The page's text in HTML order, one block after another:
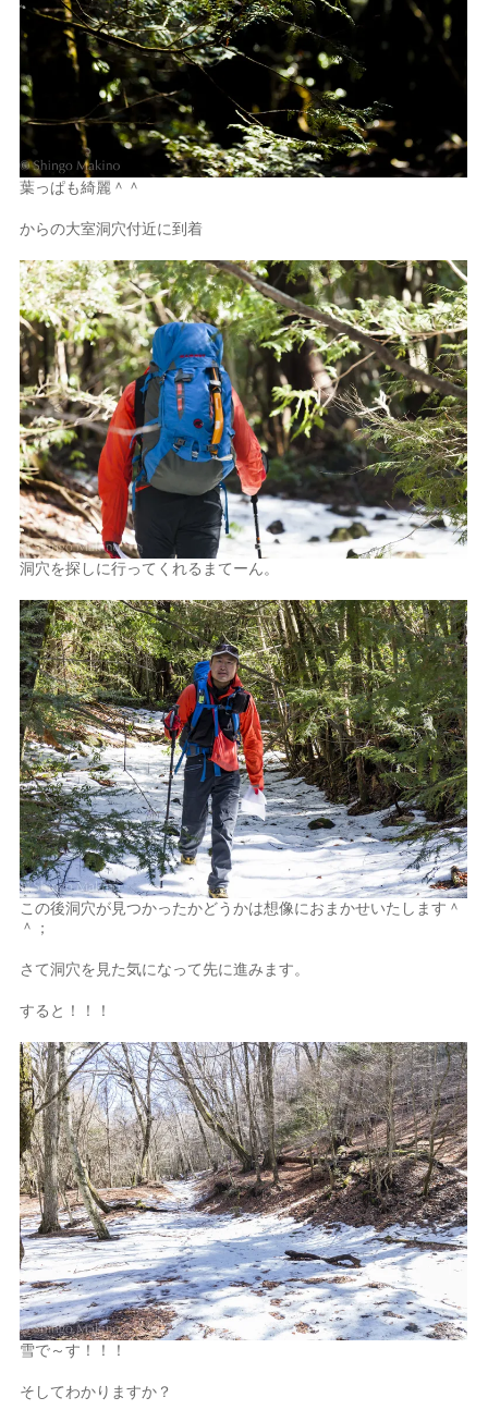
葉っぱも綺麗＾＾
からの大室洞穴付近に到着
洞穴を探しに行ってくれるまてーん。
この後洞穴が見つかったかどうかは想像におまかせいたします＾
＾；
さて洞穴を見た気になって先に進みます。
すると！！！
雪で～す！！！
そしてわかりますか？